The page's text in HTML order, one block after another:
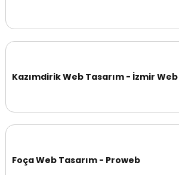
Kazımdirik Web Tasarım - İzmir Web
Foça Web Tasarım - Proweb